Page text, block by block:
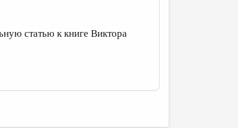
статью к книге Виктора